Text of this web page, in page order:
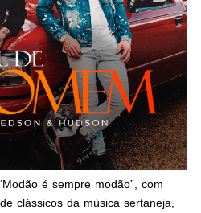
é sempre modão”, com
clássicos da música sertaneja,